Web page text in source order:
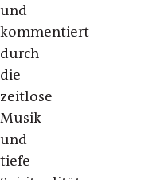
und
kommentiert
durch
die
zeitlose
Musik
und
tiefe